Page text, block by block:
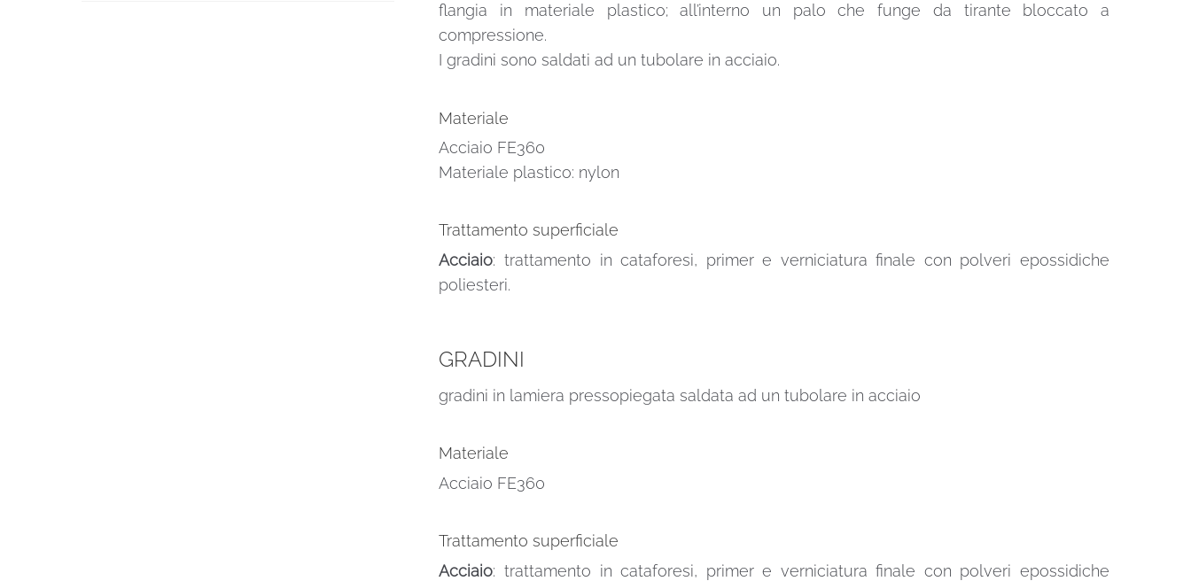
flangia in materiale plastico; all’interno un palo che funge da tirante bloccato a
compressione.
I gradini sono saldati ad un tubolare in acciaio.
Materiale
Acciaio FE360
Materiale plastico: nylon
Trattamento superficiale
Acciaio: trattamento in cataforesi, primer e verniciatura finale con polveri epossidiche
poliesteri.
GRADINI
gradini in lamiera pressopiegata saldata ad un tubolare in acciaio
Materiale
Acciaio FE360
Trattamento superficiale
Acciaio: trattamento in cataforesi, primer e verniciatura finale con polveri epossidiche